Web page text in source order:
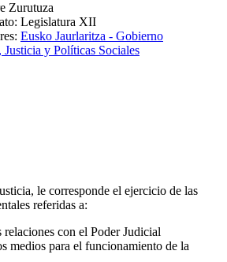
Zurutuza
: Legislatura XII
: Eusko Jaurlaritza - Gobierno
Justicia y Políticas Sociales
le corresponde el ejercicio de las
referidas a:
relaciones con el Poder Judicial
medios para el funcionamiento de la